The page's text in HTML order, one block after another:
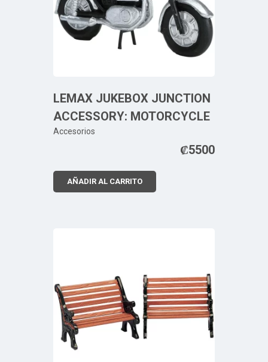
LEMAX JUKEBOX JUNCTION
ACCESSORY: MOTORCYCLE
Accesorios
₡5500
AÑADIR AL CARRITO